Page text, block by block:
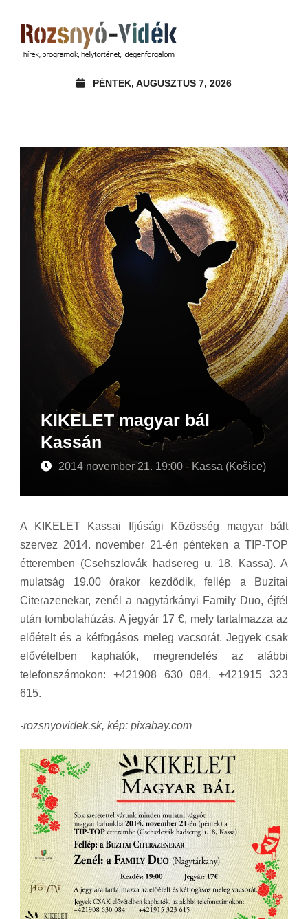
PÉNTEK, AUGUSZTUS 7, 2026
KIKELET magyar bál
Kassán
2014 november 21. 19:00 - Kassa (Košice)
A KIKELET Kassai Ifjúsági Közösség magyar bált
szervez 2014. november 21-én pénteken a TIP-TOP
étteremben (Csehszlovák hadsereg u. 18, Kassa). A
mulatság 19.00 órakor kezdődik, fellép a Buzitai
Citerazenekar, zenél a nagytárkányi Family Duo, éjfél
után tombolahúzás. A jegyár 17 €, mely tartalmazza az
előételt és a kétfogásos meleg vacsorát. Jegyek csak
elővételben kaphatók, megrendelés az alábbi
telefonszámokon: +421908 630 084, +421915 323
615.
-rozsnyovidek.sk, kép: pixabay.com